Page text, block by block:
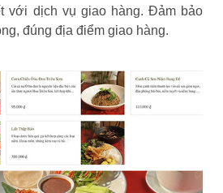
với dịch vụ giao hàng. Đảm bảo
đúng địa điểm giao hàng.